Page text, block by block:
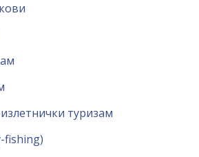
туризам
fishing)